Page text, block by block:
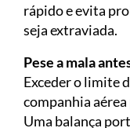
rápido e evita
seja extraviada.
Pese a mala
Exceder o limite
companhia
Uma balança